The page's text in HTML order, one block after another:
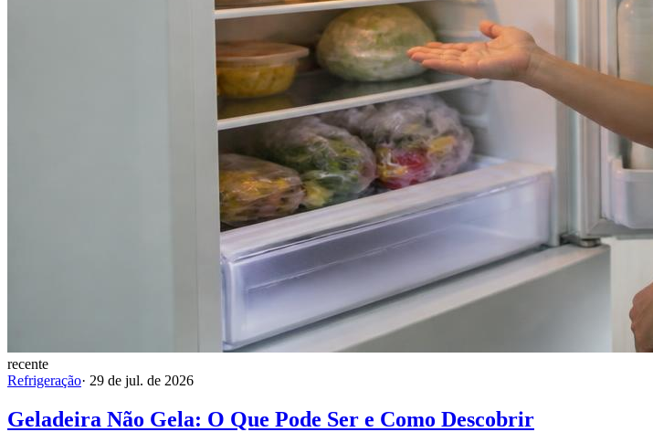
recente
Refrigeração· 29 de jul. de 2026
Geladeira Não Gela: O Que Pode Ser e Como Descobrir